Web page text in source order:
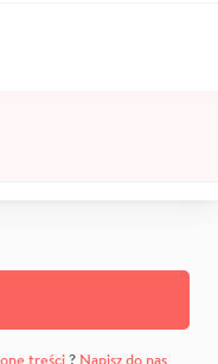
treści? Napisz do nas